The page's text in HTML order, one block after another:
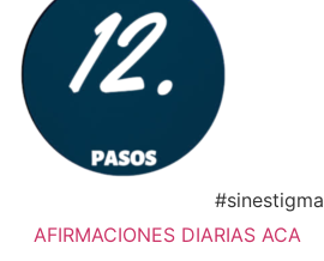
#sinestigma
AFIRMACIONES DIARIAS ACA